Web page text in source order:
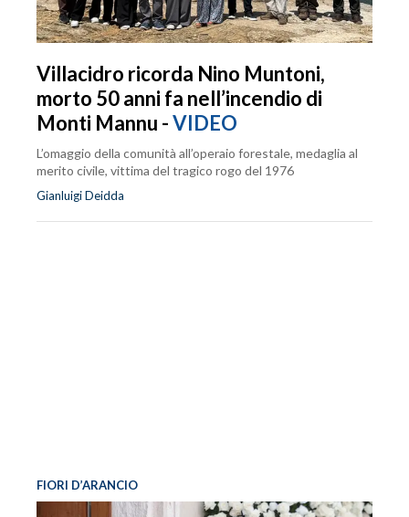
Villacidro ricorda Nino Muntoni,
morto 50 anni fa nell’incendio di
Monti Mannu -VIDEO
L’omaggio della comunità all’operaio forestale, medaglia al
merito civile, vittima del tragico rogo del 1976
Gianluigi Deidda
FIORI D’ARANCIO